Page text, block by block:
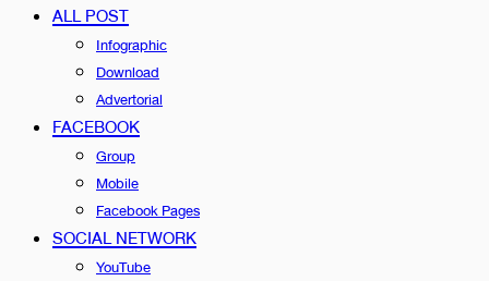
ALL POST
Infographic
Download
Advertorial
FACEBOOK
Group
Mobile
Facebook Pages
SOCIAL NETWORK
YouTube